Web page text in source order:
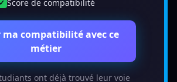
✓ Score de compatibilité
ma compatibilité avec ce
métier
ont déjà trouvé leur voie